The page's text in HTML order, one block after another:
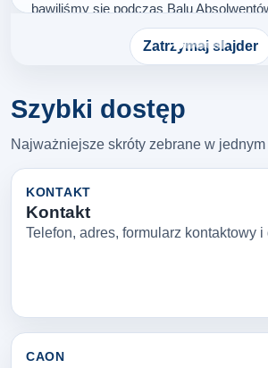
bawiliśmy się podczas Balu
wspólnie rozmawialiśmy,
kończący się rok szkolny. Na
Zatrzymaj slajder
Szybki dostęp
Najważniejsze skróty zebrane w
KONTAKT
Kontakt
Telefon, adres, formularz kontaktowy i
CAON